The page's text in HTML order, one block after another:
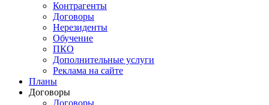
Контрагенты
Договоры
Нерезиденты
Обучение
ПКО
Дополнительные услуги
Реклама на сайте
Планы
Договоры